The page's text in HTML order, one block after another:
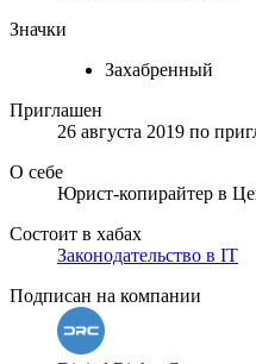
Значки
Захабренный
Приглашен
26 августа 2019 по
О себе
Юрист-копирайтер в
Состоит в хабах
Законодательство в IT
Подписан на компании